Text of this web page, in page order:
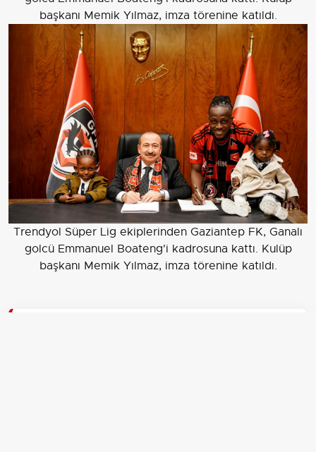
başkanı Memik Yılmaz, imza törenine katıldı.
Trendyol Süper Lig ekiplerinden Gaziantep FK, Ganalı
golcü Emmanuel Boateng'i kadrosuna kattı. Kulüp
başkanı Memik Yılmaz, imza törenine katıldı.